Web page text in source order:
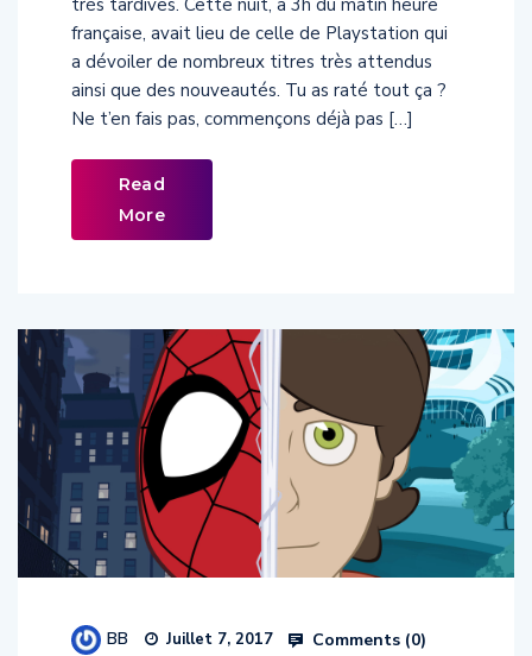
très tardives. Cette nuit, à 3h du matin heure
française, avait lieu de celle de Playstation qui
a dévoiler de nombreux titres très attendus
ainsi que des nouveautés. Tu as raté tout ça ?
Ne t’en fais pas, commençons déjà pas […]
Read
More
BB Juillet 7, 2017 Comments (0)